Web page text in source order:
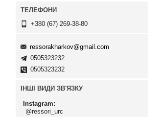
+380 (67) 269-38-80
ressorakharkov@gmail.com
0505323232
0505323232
ІНШІ ВИДИ ЗВ'ЯЗКУ
Instagram
@ressori_urc